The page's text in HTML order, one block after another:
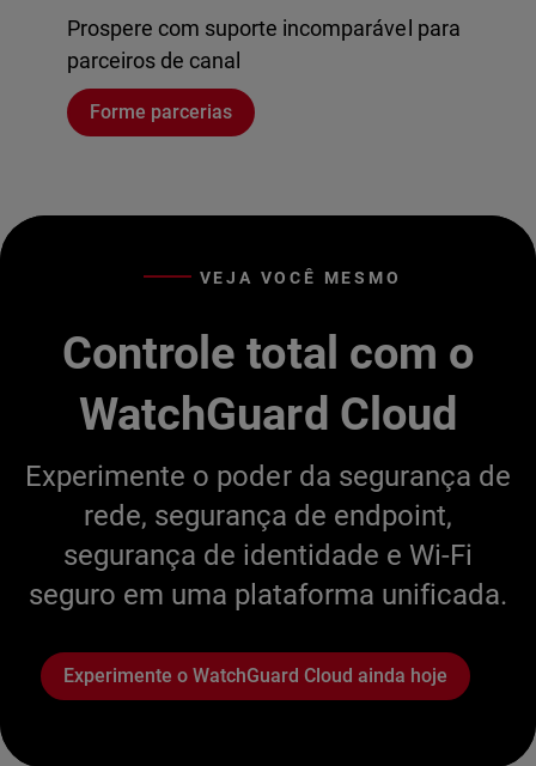
Prospere com suporte incomparável para
parceiros de canal
Forme parcerias
VEJA VOCÊ MESMO
Controle total com o
WatchGuard Cloud
Experimente o poder da segurança de
rede, segurança de endpoint,
segurança de identidade e Wi-Fi
seguro em uma plataforma unificada.
Experimente o WatchGuard Cloud ainda hoje